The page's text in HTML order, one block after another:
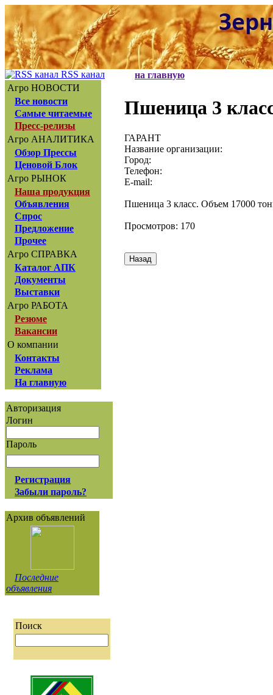
RSS канал
Агро НОВОСТИ
Все новости
Самые читаемые
Пресс-релизы
Агро АНАЛИТИКА
Обзор Прессы
Ценовой Блок
Агро РЫНОК
Наша продукция
Объявления
Спрос
Предложение
Прочее
Агро СПРАВКА
Каталог АПК
Документы
Выставки
Агро РАБОТА
Резюме
Вакансии
О компании
Контакты
Реклама
На главную
Авторизация
Логин
Пароль
Регистрация
Забыли пароль?
Архив объявлений
Последние
объявления
Поиск
на главную
Пшеница 3
ГАРАНТ
Название организации:
Город:
Телефон:
E-mail:
Пшеница 3 класс. Объем 17000
Просмотров: 170